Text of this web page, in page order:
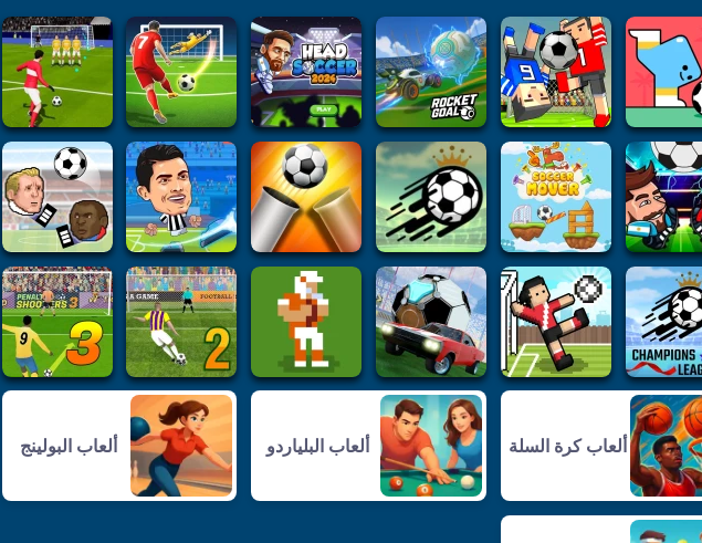
ألعاب كرة السلة ألعاب البلياردو ألعاب البولينج